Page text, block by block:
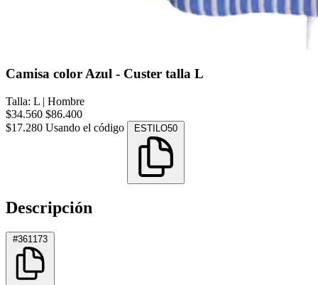
Camisa color Azul - Custer talla L
Talla: L | Hombre
$34.560 $86.400
$17.280 Usando el código ESTILO50
Descripción
#361173